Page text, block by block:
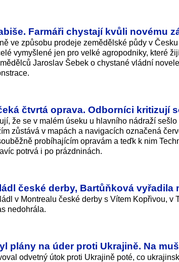
Farmáři chystají kvůli novému
ve způsobu prodeje zemědělské půdy v
vymyšlené jen pro velké agropodniky, které
Jaroslav Šebek o chystané vládní
čtvrtá oprava. Odborníci kritizují
že se v malém úseku u hlavního nádraží
zůstává v mapách a navigacích označená
probíhajícím opravám a teďk k nim
potrvá i po prázdninách.
české derby, Bartůňková vyřadila
v Montrealu české derby s Vítem Kopřivou, v
nedohrála.
plány na úder proti Ukrajině. Na
odvetný útok proti Ukrajině poté, co